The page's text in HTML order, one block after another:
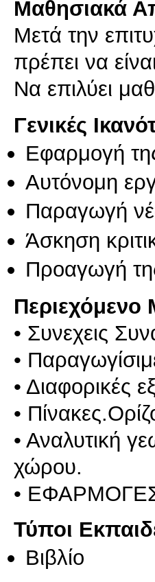
Μαθησιακά
Μετά την
πρέπει να
Να επιλύει
Γενικές
Εφαρμογή
Αυτόνομη
Παραγωγή
Άσκηση
Προαγωγή
Περιεχόμενο
• Συνεχεις
•
• Διαφορικές
•
• Αναλυτική
χώρου.
•
Τύποι
Βιβλίο